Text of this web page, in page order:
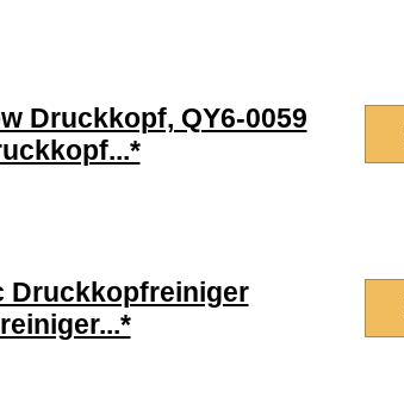
Druckkopf, QY6-0059
Druckkopfreiniger